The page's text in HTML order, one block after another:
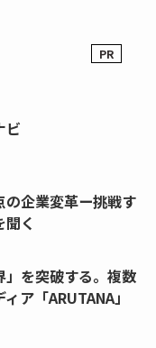
ビ
の企業変革ー挑戦す
く
」を突破する。複数
ア「ARUTANA」